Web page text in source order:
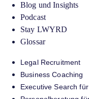
Blog und Insights
Podcast
Stay LWYRD
Glossar
Legal Recruitment
Business Coaching
Executive Search